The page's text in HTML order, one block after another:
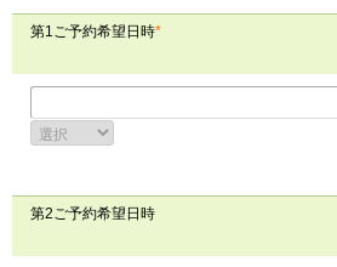
第1ご予約希望日時*
第2ご予約希望日時